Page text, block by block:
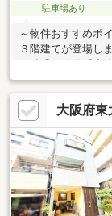
駐車場あり
～物件おすすめポ
３階建てが登場し
歩９分、おおさか
勤で電車を使われ
と、ご家族様が多
ャッター付きで車
約５分圏内にお買
境です。・弊社で
す。お気軽にお問
大阪府東